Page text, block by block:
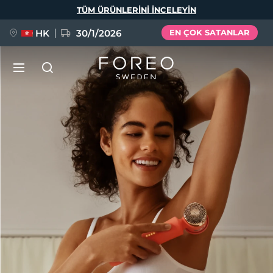
TÜM ÜRÜNLERINI INCELEYIN
HK 30/1/2026 EN ÇOK SATANLAR
FLIP™ play advanced
POPÜLER
LUNA™ 4
Anti-aging massage
LUNA™ 4 Plus
Anti-aging massage, LED heating
LUNA™ 4 Men
For men, anti-aging massage
LUNA™ 4 mini
BEAR™ 2
Microcurrent toning device
BEAR™ 2 go
UFO™ 3
Deep facial hydration device
FAQ™ Dual LED Panel
Dil Seçimi
Deutsch
Español
Italiano
Português
Svenska
Русский
Türkçe
简体中文 繁體中文